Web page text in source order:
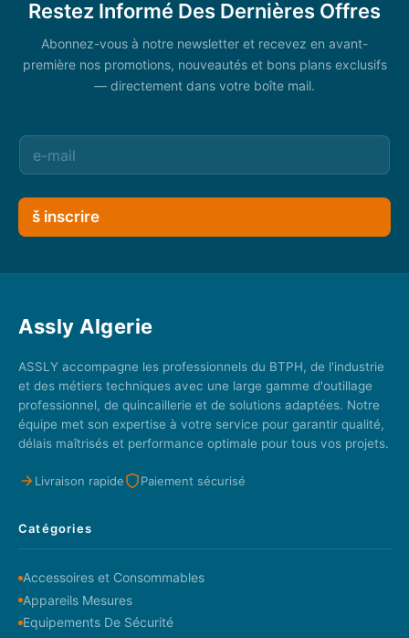
Restez Informé Des Dernières Offres
Abonnez-vous à notre newsletter et recevez en avant-
première nos promotions, nouveautés et bons plans exclusifs
— directement dans votre boîte mail.
š inscrire
Assly Algerie
ASSLY accompagne les professionnels du BTPH, de l'industrie
et des métiers techniques avec une large gamme d'outillage
professionnel, de quincaillerie et de solutions adaptées. Notre
équipe met son expertise à votre service pour garantir qualité,
délais maîtrisés et performance optimale pour tous vos projets.
Livraison rapide Paiement sécurisé
Catégories
Accessoires et Consommables
Appareils Mesures
Equipements De Sécurité